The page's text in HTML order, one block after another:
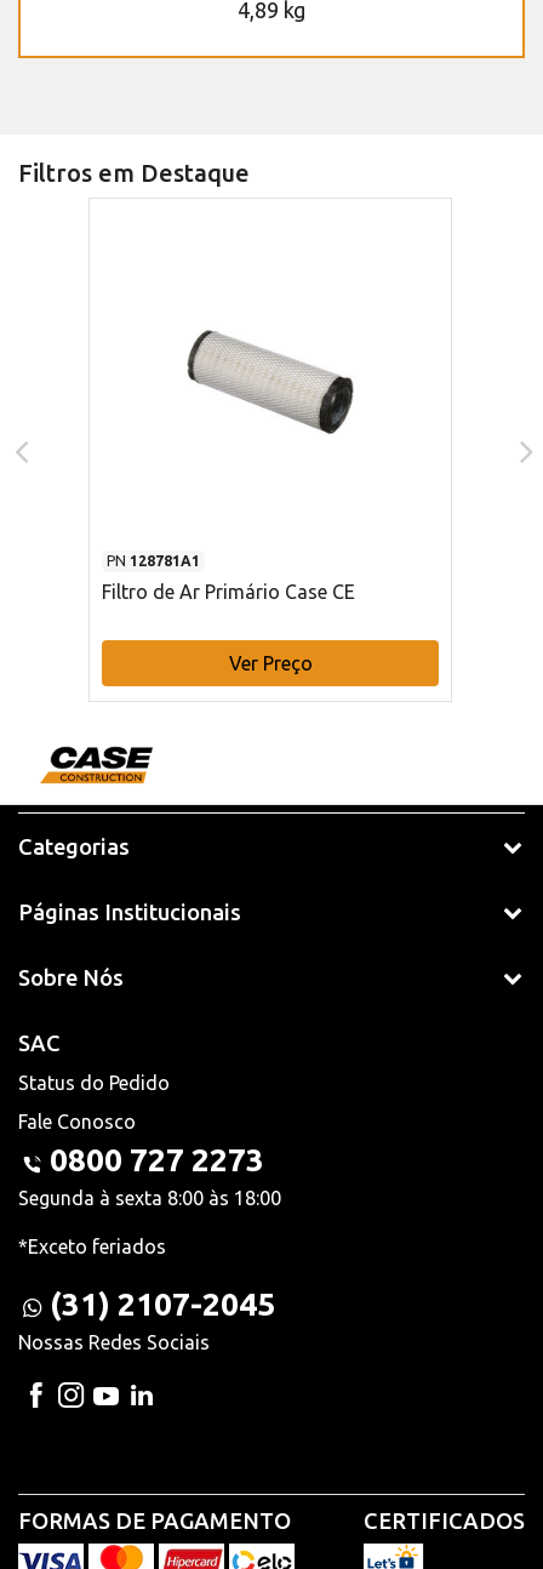
4,89 kg
Filtros em Destaque
PN 128781A1
Filtro de Ar Primário Case CE
Ver Preço
Categorias
Páginas Institucionais
Sobre Nós
SAC
Status do Pedido
Fale Conosco
0800 727 2273
Segunda à sexta 8:00 às 18:00
*Exceto feriados
(31) 2107-2045
Nossas Redes Sociais
FORMAS DE PAGAMENTO CERTIFICADOS